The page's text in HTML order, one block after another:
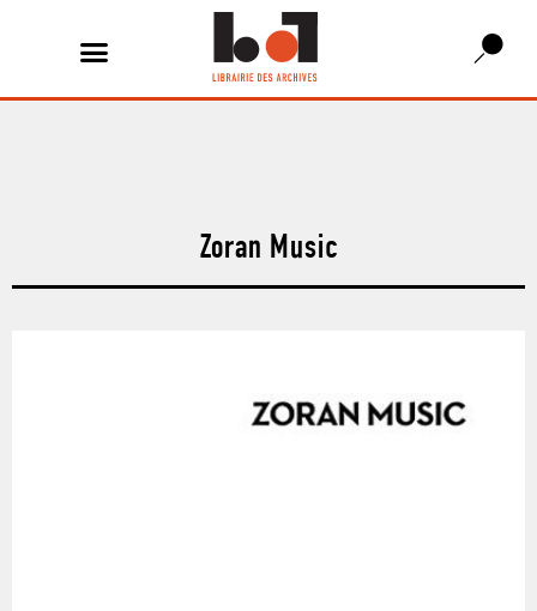
Zoran Music